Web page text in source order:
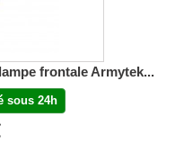
frontale Armytek...
sous 24h